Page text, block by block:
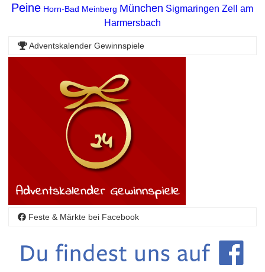
Peine Horn-Bad Meinberg München Sigmaringen Zell am
Harmersbach
Adventskalender Gewinnspiele
Feste & Märkte bei Facebook